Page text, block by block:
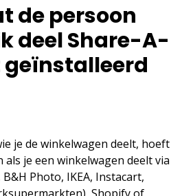
de persoon
deel Share-A-
geïnstalleerd
je de winkelwagen deelt, hoeft
je een winkelwagen deelt via
Photo, IKEA, Instacart,